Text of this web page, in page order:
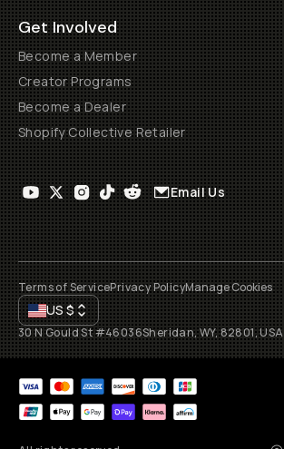
Get Involved
Become a Member
Creator Programs
Become a Dealer
Shopify Collective Retailer
Email Us
Terms of ServicePrivacy PolicyManage Cookies
US$
30 N Gould St #46036Sheridan, WY, 82801, USA